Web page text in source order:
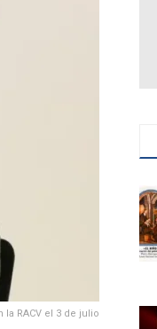
RACV el 3 de julio